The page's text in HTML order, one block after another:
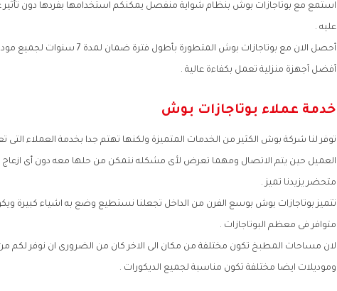
استمع مع بوتاجازات بوش بنظام شواية منفصل يمكنكم استخدامها بفردها دون تأثير
عليه .
أحصل الان مع بوتاجازات بوش
أفضل أجهزة منزلية تعمل بكفاءة عالية .
خدمة عملاء بوتاجازات بوش
توفر لنا شركة بوش الكثير من الخدمات المتميزة ولكنها تهتم جدا بخدمة العملاء التى
العميل حين يتم الاتصال ومهما تعرض لأى مشكله نتمكن من حلها معه دون أى ازعاج
متحضر يزيدنا تميز .
تتميز بوتاجازات بوش بوسع الفرن من الداخل تجعلنا نستطيع وضع به اشياء كبيرة
متوافر فى معظم البوتاجازات .
لان مساحات المطبخ تكون مختلفة من مكان الى الاخر كان من الضرورى ان نوفر لكم
وموديلات ايضا مختلفة تكون مناسبة لجميع الديكورات .